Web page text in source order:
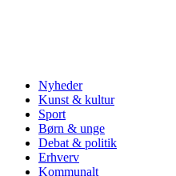
Nyheder
Kunst & kultur
Sport
Børn & unge
Debat & politik
Erhverv
Kommunalt